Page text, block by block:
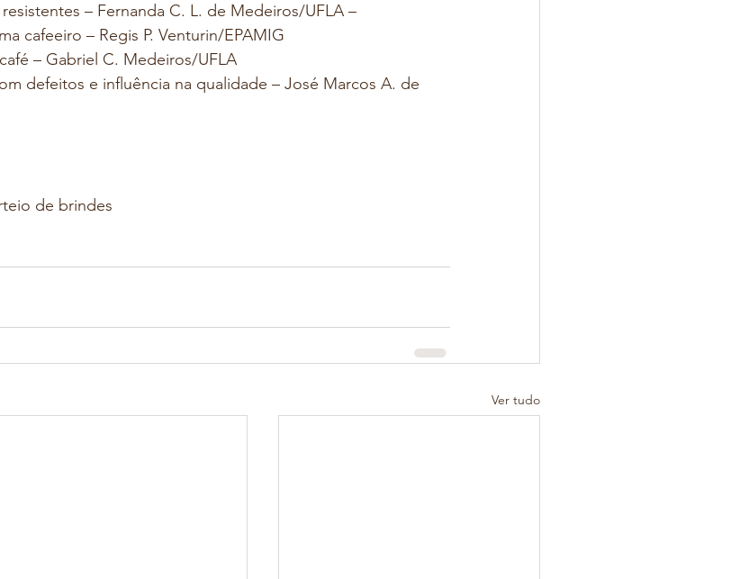
– Fernanda C. L. de Medeiros/UFLA –
cafeeiro – Regis P. Venturin/EPAMIG
– Gabriel C. Medeiros/UFLA
defeitos e influência na qualidade – José Marcos A. de
de brindes
Ver tudo